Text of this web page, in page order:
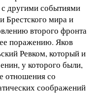
другими событиями
Брестского мира и
второго фронта
поражению. Яков
Ревком, который и
у которого были,
отношения со
соображений